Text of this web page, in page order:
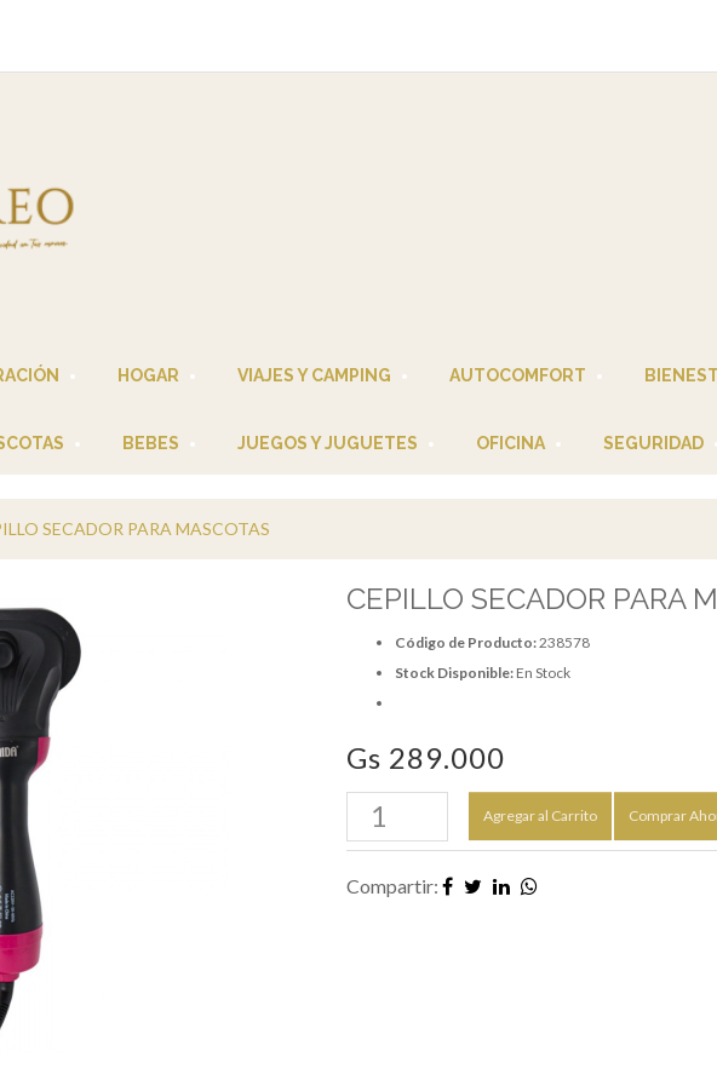
HOGAR VIAJES Y CAMPING AUTOCOMFORT
BEBES JUEGOS Y JUGUETES OFICINA SEGURIDAD
SECADOR PARA MASCOTAS
CEPILLO SECADOR PARA
Código de Producto:238578
Stock Disponible:En Stock
Gs 289.000
Agregar al Carrito Comprar
Compartir: